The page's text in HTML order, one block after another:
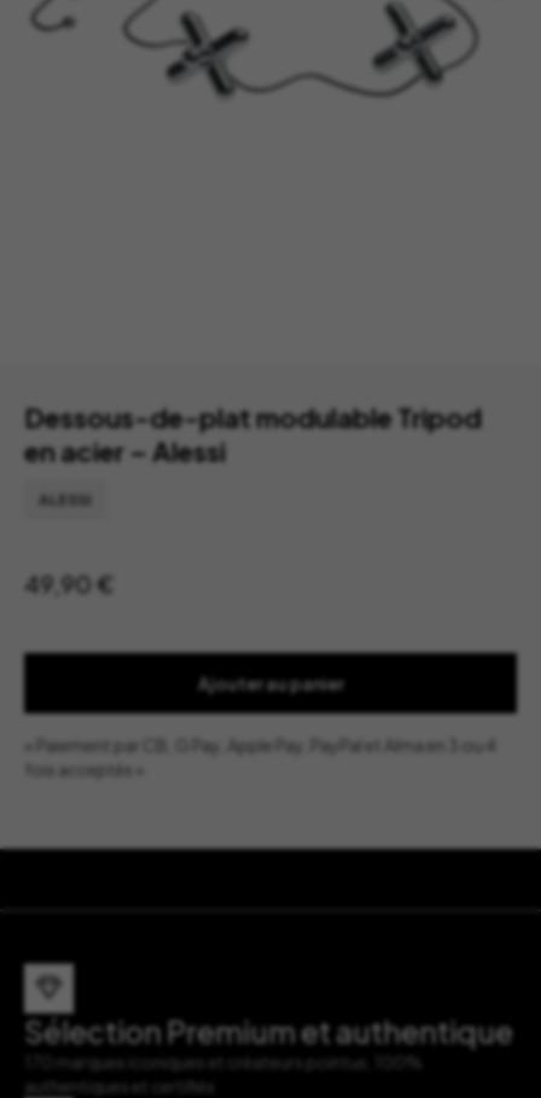
Dessous-de-plat modulable Tripod
en acier – Alessi
ALESSI
49,90 €
Ajouter au panier
« Paiement par CB, G Pay, Apple Pay, PayPal et Alma en 3 ou 4
fois acceptés »
Sélection Premium et authentique
170 marques iconiques et créateurs pointus, 100%
authentiques et certifiés